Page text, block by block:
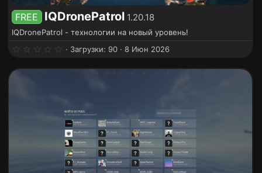
FREE IQDronePatrol 1.20.18
IQDronePatrol - технологии на новый уровень!
0
д
Загрузки 90 8 Июн 2026